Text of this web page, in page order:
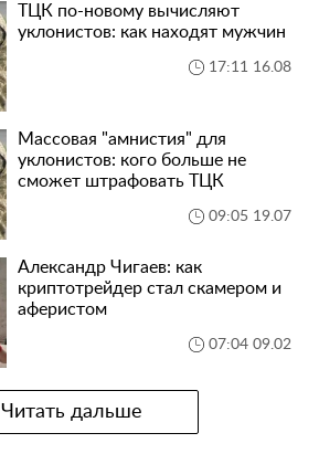
ТЦК по-новому вычисляют
уклонистов: как находят мужчин
17:11 16.08
Массовая "амнистия" для
уклонистов: кого больше не
сможет штрафовать ТЦК
09:05 19.07
Александр Чигаев: как
криптотрейдер стал скамером и
аферистом
07:04 09.02
Читать дальше